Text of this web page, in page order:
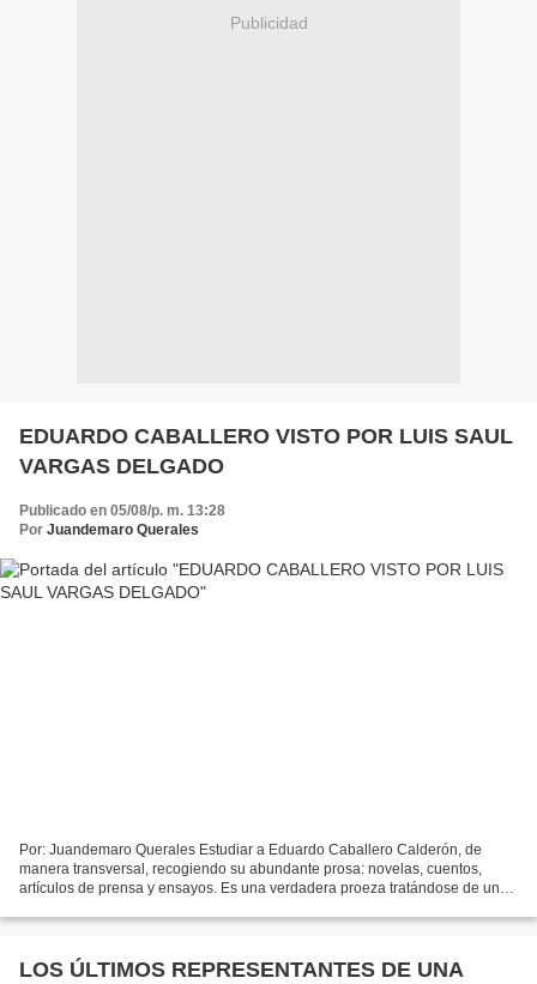
Publicidad
EDUARDO CABALLERO VISTO POR LUIS SAUL
VARGAS DELGADO
Publicado en 05/08/p. m. 13:28
Por Juandemaro Querales
Por: Juandemaro Querales Estudiar a Eduardo Caballero Calderón, de
manera transversal, recogiendo su abundante prosa: novelas, cuentos,
artículos de prensa y ensayos. Es una verdadera proeza tratándose de un
LOS ÚLTIMOS REPRESENTANTES DE UNA